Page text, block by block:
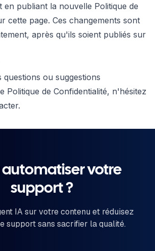
en publiant la nouvelle Politique de
cette page. Ces changements sont
après qu'ils soient publiés sur
questions ou suggestions
Politique de Confidentialité, n'hésitez
.
automatiser votre
support ?
IA sur votre contenu et réduisez
support sans sacrifier la qualité.